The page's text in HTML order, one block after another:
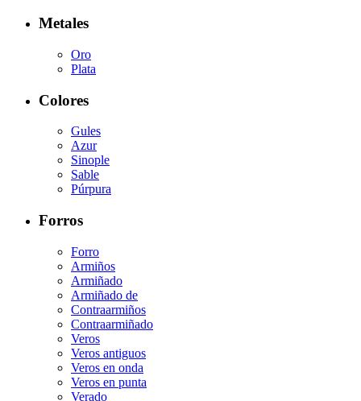
Metales
Oro
Plata
Colores
Gules
Azur
Sinople
Sable
Púrpura
Forros
Forro
Armiños
Armiñado
Armiñado de
Contraarmiños
Contraarmiñado
Veros
Veros antiguos
Veros en onda
Veros en punta
Verado